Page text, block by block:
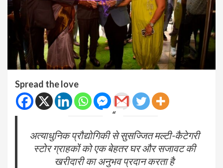
Spread the love
अत्याधुनिक प्रौद्योगिकी से सुसज्जित मल्टी-कैटेगरी
स्टोर ग्राहकों को एक बेहतर घर और सजावट की
खरीदारी का अनुभव प्रदान करता है